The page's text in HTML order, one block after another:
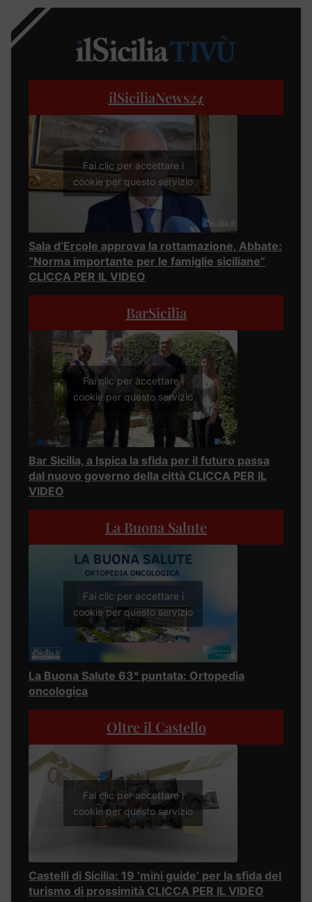
ilSiciliaNews24
Fai clic per accettare i
cookie per questo servizio
Sala d’Ercole approva la rottamazione, Abbate:
“Norma importante per le famiglie siciliane”
CLICCA PER IL VIDEO
BarSicilia
Fai clic per accettare i
cookie per questo servizio
Bar Sicilia, a Ispica la sfida per il futuro passa
dal nuovo governo della città CLICCA PER IL
VIDEO
La Buona Salute
Fai clic per accettare i
cookie per questo servizio
La Buona Salute 63° puntata: Ortopedia
oncologica
Oltre il Castello
Fai clic per accettare i
cookie per questo servizio
Castelli di Sicilia: 19 ‘mini guide’ per la sfida del
turismo di prossimità CLICCA PER IL VIDEO